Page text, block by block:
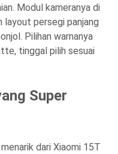
Modul kameranya di
layout persegi panjang
Pilihan warnanya
tinggal pilih sesuai
Super
dari Xiaomi 15T